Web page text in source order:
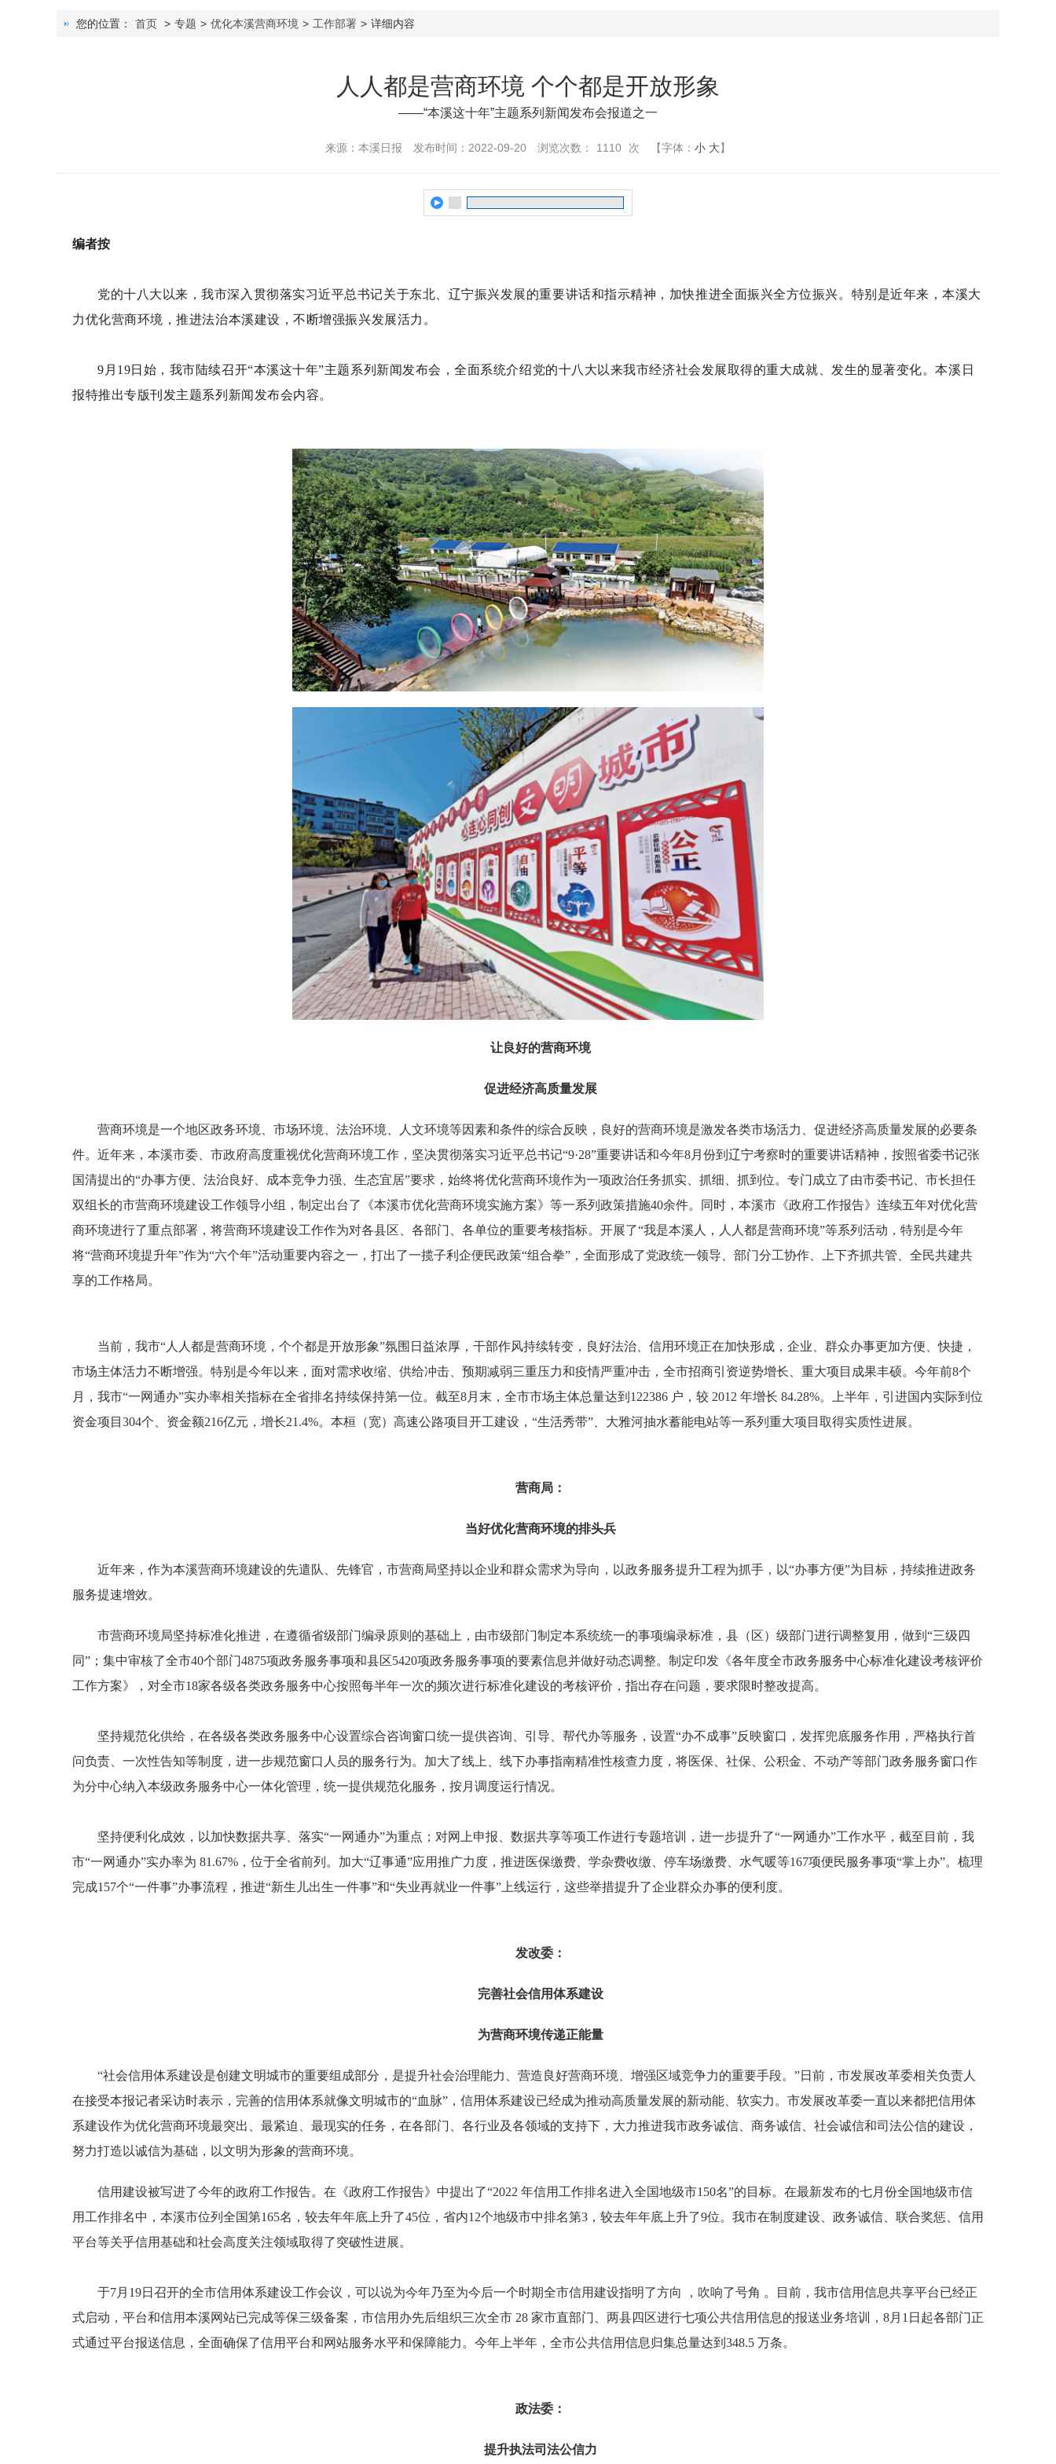
您的位置： 首页 > 专题 > 优化本溪营商环境 > 工作部署 > 详细内容
人人都是营商环境 个个都是开放形象
——“本溪这十年”主题系列新闻发布会报道之一
来源：本溪日报 发布时间：2022-09-20 浏览次数： 1110 次 【字体： 小 大】
编者按
党的十八大以来，我市深入贯彻落实习近平总书记关于东北、辽宁振兴发展的重要讲话和指示精神，加快推进全面振兴全方位振兴。特别是近年来，本溪大
力优化营商环境，推进法治本溪建设，不断增强振兴发展活力。
9月19日始，我市陆续召开“本溪这十年”主题系列新闻发布会，全面系统介绍党的十八大以来我市经济社会发展取得的重大成就、发生的显著变化。本溪日
报特推出专版刊发主题系列新闻发布会内容。
让良好的营商环境
促进经济高质量发展
营商环境是一个地区政务环境、市场环境、法治环境、人文环境等因素和条件的综合反映，良好的营商环境是激发各类市场活力、促进经济高质量发展的必要条
件。近年来，本溪市委、市政府高度重视优化营商环境工作，坚决贯彻落实习近平总书记“9·28”重要讲话和今年8月份到辽宁考察时的重要讲话精神，按照省委书记张
国清提出的“办事方便、法治良好、成本竞争力强、生态宜居”要求，始终将优化营商环境作为一项政治任务抓实、抓细、抓到位。专门成立了由市委书记、市长担任
双组长的市营商环境建设工作领导小组，制定出台了《本溪市优化营商环境实施方案》等一系列政策措施40余件。同时，本溪市《政府工作报告》连续五年对优化营
商环境进行了重点部署，将营商环境建设工作作为对各县区、各部门、各单位的重要考核指标。开展了“我是本溪人，人人都是营商环境”等系列活动，特别是今年
将“营商环境提升年”作为“六个年”活动重要内容之一，打出了一揽子利企便民政策“组合拳”，全面形成了党政统一领导、部门分工协作、上下齐抓共管、全民共建共
享的工作格局。
当前，我市“人人都是营商环境，个个都是开放形象”氛围日益浓厚，干部作风持续转变，良好法治、信用环境正在加快形成，企业、群众办事更加方便、快捷，
市场主体活力不断增强。特别是今年以来，面对需求收缩、供给冲击、预期减弱三重压力和疫情严重冲击，全市招商引资逆势增长、重大项目成果丰硕。今年前8个
月，我市“一网通办”实办率相关指标在全省排名持续保持第一位。截至8月末，全市市场主体总量达到122386 户，较 2012 年增长 84.28%。上半年，引进国内实际到位
资金项目304个、资金额216亿元，增长21.4%。本桓（宽）高速公路项目开工建设，“生活秀带”、大雅河抽水蓄能电站等一系列重大项目取得实质性进展。
营商局：
当好优化营商环境的排头兵
近年来，作为本溪营商环境建设的先遣队、先锋官，市营商局坚持以企业和群众需求为导向，以政务服务提升工程为抓手，以“办事方便”为目标，持续推进政务
服务提速增效。
市营商环境局坚持标准化推进，在遵循省级部门编录原则的基础上，由市级部门制定本系统统一的事项编录标准，县（区）级部门进行调整复用，做到“三级四
同”；集中审核了全市40个部门4875项政务服务事项和县区5420项政务服务事项的要素信息并做好动态调整。制定印发《各年度全市政务服务中心标准化建设考核评价
工作方案》，对全市18家各级各类政务服务中心按照每半年一次的频次进行标准化建设的考核评价，指出存在问题，要求限时整改提高。
坚持规范化供给，在各级各类政务服务中心设置综合咨询窗口统一提供咨询、引导、帮代办等服务，设置“办不成事”反映窗口，发挥兜底服务作用，严格执行首
问负责、一次性告知等制度，进一步规范窗口人员的服务行为。加大了线上、线下办事指南精准性核查力度，将医保、社保、公积金、不动产等部门政务服务窗口作
为分中心纳入本级政务服务中心一体化管理，统一提供规范化服务，按月调度运行情况。
坚持便利化成效，以加快数据共享、落实“一网通办”为重点；对网上申报、数据共享等项工作进行专题培训，进一步提升了“一网通办”工作水平，截至目前，我
市“一网通办”实办率为 81.67%，位于全省前列。加大“辽事通”应用推广力度，推进医保缴费、学杂费收缴、停车场缴费、水气暖等167项便民服务事项“掌上办”。梳理
完成157个“一件事”办事流程，推进“新生儿出生一件事”和“失业再就业一件事”上线运行，这些举措提升了企业群众办事的便利度。
发改委：
完善社会信用体系建设
为营商环境传递正能量
“社会信用体系建设是创建文明城市的重要组成部分，是提升社会治理能力、营造良好营商环境、增强区域竞争力的重要手段。”日前，市发展改革委相关负责人
在接受本报记者采访时表示，完善的信用体系就像文明城市的“血脉”，信用体系建设已经成为推动高质量发展的新动能、软实力。市发展改革委一直以来都把信用体
系建设作为优化营商环境最突出、最紧迫、最现实的任务，在各部门、各行业及各领域的支持下，大力推进我市政务诚信、商务诚信、社会诚信和司法公信的建设，
努力打造以诚信为基础，以文明为形象的营商环境。
信用建设被写进了今年的政府工作报告。在《政府工作报告》中提出了“2022 年信用工作排名进入全国地级市150名”的目标。在最新发布的七月份全国地级市信
用工作排名中，本溪市位列全国第165名，较去年年底上升了45位，省内12个地级市中排名第3，较去年年底上升了9位。我市在制度建设、政务诚信、联合奖惩、信用
平台等关乎信用基础和社会高度关注领域取得了突破性进展。
于7月19日召开的全市信用体系建设工作会议，可以说为今年乃至为今后一个时期全市信用建设指明了方向 ，吹响了号角 。目前，我市信用信息共享平台已经正
式启动，平台和信用本溪网站已完成等保三级备案，市信用办先后组织三次全市 28 家市直部门、两县四区进行七项公共信用信息的报送业务培训，8月1日起各部门正
式通过平台报送信息，全面确保了信用平台和网站服务水平和保障能力。今年上半年，全市公共信用信息归集总量达到348.5 万条。
政法委：
提升执法司法公信力